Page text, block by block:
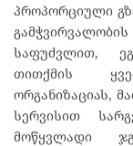
პროპორციული
საფუძვლით,
თითქმის
ორგანიზაციას,
სერვისით
მოწყვლადი